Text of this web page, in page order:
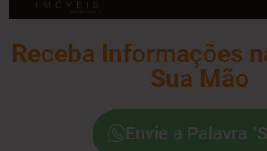
Receba Informações
Sua Mão
Envie a Palavra